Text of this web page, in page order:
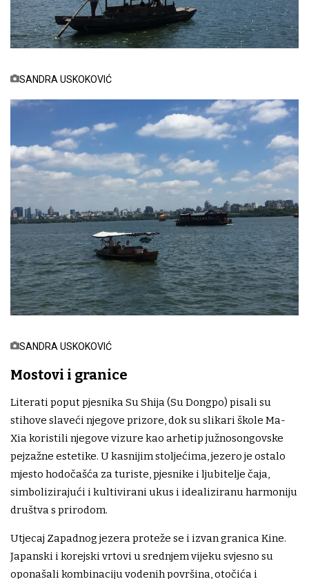
SANDRA USKOKOVIĆ
SANDRA USKOKOVIĆ
Mostovi i granice
Literati poput pjesnika Su Shija (Su Dongpo) pisali su
stihove slaveći njegove prizore, dok su slikari škole Ma-
Xia koristili njegove vizure kao arhetip južnosongovske
pejzažne estetike. U kasnijim stoljećima, jezero je ostalo
mjesto hodočašća za turiste, pjesnike i ljubitelje čaja,
simbolizirajući i kultivirani ukus i idealiziranu harmoniju
društva s prirodom.
Utjecaj Zapadnog jezera proteže se i izvan granica Kine.
Japanski i korejski vrtovi u srednjem vijeku svjesno su
oponašali kombinaciju vodenih površina, otočića i